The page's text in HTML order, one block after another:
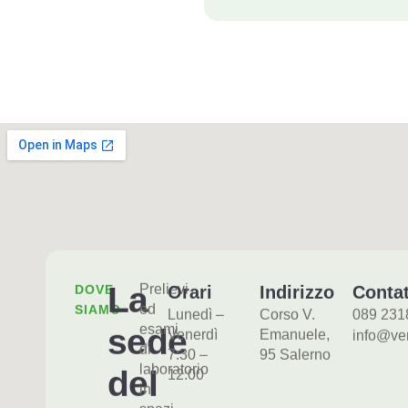
DOVE
SIAMOLa
sede
del
Prelievi
ed
esami
di
laboratorio
in
Orari
Lunedì –
Venerdì
7:30 –
12:00
Indirizzo
Corso V.
Emanuele,
95 Salerno
089